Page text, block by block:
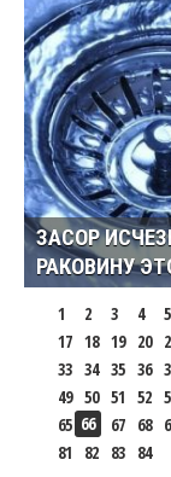
ЗАСОР
РАКОВИНУ
1 2 3 4 5
17 18 19 20
33 34 35 36
49 50 51 52
65 66 67 68
81
82 83 84